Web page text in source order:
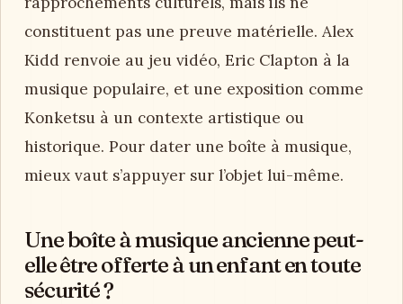
constituent pas une preuve matérielle. Alex
Kidd renvoie au jeu vidéo, Eric Clapton à la
musique populaire, et une exposition comme
Konketsu à un contexte artistique ou
historique. Pour dater une boîte à musique,
mieux vaut s’appuyer sur l’objet lui-même.
Une boîte à musique ancienne peut-
elle être offerte à un enfant en toute
sécurité ?